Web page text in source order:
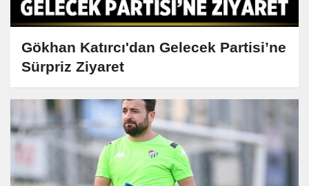
Gökhan Katırcı'dan Gelecek Partisi’ne
Sürpriz Ziyaret